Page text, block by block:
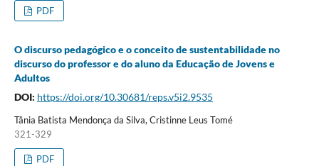
PDF
O discurso pedagógico e o conceito de sustentabilidade no
discurso do professor e do aluno da Educação de Jovens e
Adultos
DOI: https://doi.org/10.30681/reps.v5i2.9535
Tânia Batista Mendonça da Silva, Cristinne Leus Tomé
321-329
PDF